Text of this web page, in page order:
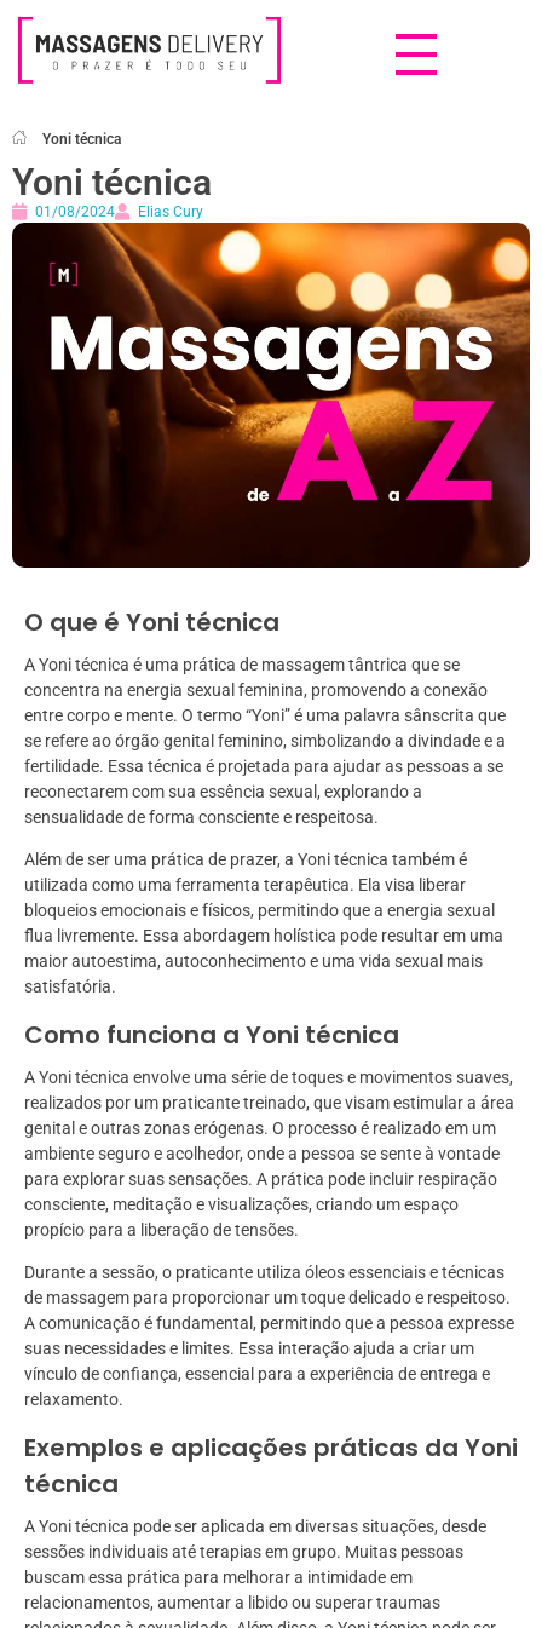
Yoni técnica
Yoni técnica
01/08/2024 Elias Cury
O que é Yoni técnica
A Yoni técnica é uma prática de massagem tântrica que se
concentra na energia sexual feminina, promovendo a conexão
entre corpo e mente. O termo “Yoni” é uma palavra sânscrita que
se refere ao órgão genital feminino, simbolizando a divindade e a
fertilidade. Essa técnica é projetada para ajudar as pessoas a se
reconectarem com sua essência sexual, explorando a
sensualidade de forma consciente e respeitosa.
Além de ser uma prática de prazer, a Yoni técnica também é
utilizada como uma ferramenta terapêutica. Ela visa liberar
bloqueios emocionais e físicos, permitindo que a energia sexual
flua livremente. Essa abordagem holística pode resultar em uma
maior autoestima, autoconhecimento e uma vida sexual mais
satisfatória.
Como funciona a Yoni técnica
A Yoni técnica envolve uma série de toques e movimentos suaves,
realizados por um praticante treinado, que visam estimular a área
genital e outras zonas erógenas. O processo é realizado em um
ambiente seguro e acolhedor, onde a pessoa se sente à vontade
para explorar suas sensações. A prática pode incluir respiração
consciente, meditação e visualizações, criando um espaço
propício para a liberação de tensões.
Durante a sessão, o praticante utiliza óleos essenciais e técnicas
de massagem para proporcionar um toque delicado e respeitoso.
A comunicação é fundamental, permitindo que a pessoa expresse
suas necessidades e limites. Essa interação ajuda a criar um
vínculo de confiança, essencial para a experiência de entrega e
relaxamento.
Exemplos e aplicações práticas da Yoni
técnica
A Yoni técnica pode ser aplicada em diversas situações, desde
sessões individuais até terapias em grupo. Muitas pessoas
buscam essa prática para melhorar a intimidade em
relacionamentos, aumentar a libido ou superar traumas